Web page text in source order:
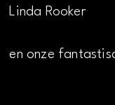
Linda Rooker
en onze